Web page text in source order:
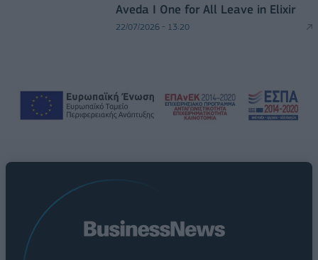
Aveda I One for All Leave in Elixir
22/07/2026 - 13:20